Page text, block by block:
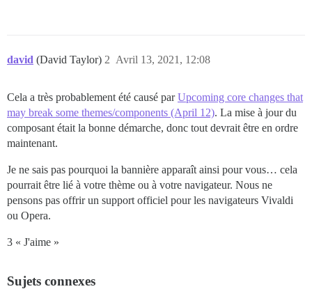
david (David Taylor) Avril 13, 2021, 12:08
2
Cela a très probablement été causé parUpcoming core changes that
may break some themes/components (April 12). La mise à jour du
composant était la bonne démarche, donc tout devrait être en ordre
maintenant.
Je ne sais pas pourquoi la bannière apparaît ainsi pour vous… cela
pourrait être lié à votre thème ou à votre navigateur. Nous ne
pensons pas offrir un support officiel pour les navigateurs Vivaldi
ou Opera.
3 « J'aime »
Sujets connexes